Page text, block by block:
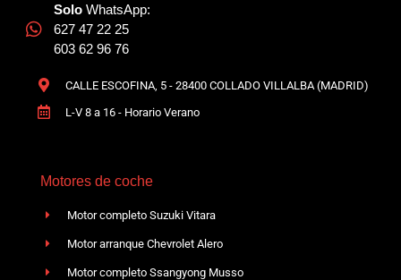
Solo WhatsApp:
627 47 22 25
603 62 96 76
CALLE ESCOFINA, 5 - 28400 COLLADO VILLALBA (MADRID)
L-V 8 a 16 - Horario Verano
Motores de coche
Motor completo Suzuki Vitara
Motor arranque Chevrolet Alero
Motor completo Ssangyong Musso